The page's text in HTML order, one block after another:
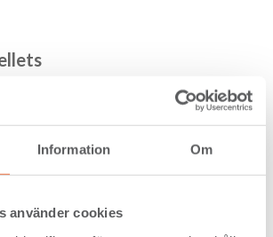
Information Om
använder cookies
tillverkning av industripellets. Råvaran
tänkbara med torrflis och spån från
komponenttillverkning i Långshyttan.
erbjuda certifierade trävaror och
har ett hållbarhetsbesked från